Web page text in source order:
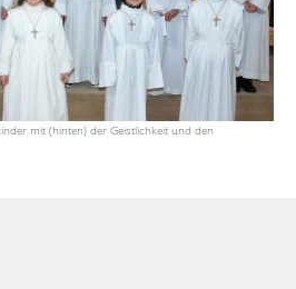
mit (hinten) der Geistlichkeit und den